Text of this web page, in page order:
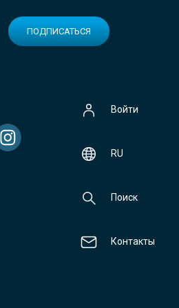
ПОДПИСАТЬСЯ
Войти
RU
Поиск
Контакты